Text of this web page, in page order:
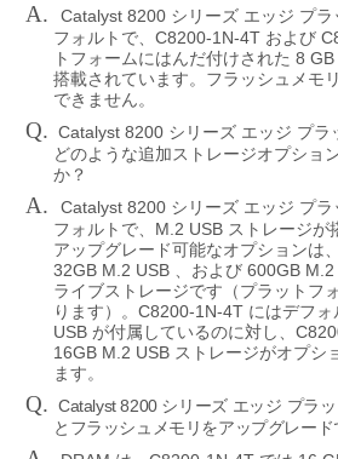
A. Catalyst 8200 シリーズ エッジ プラ
フォルトで、 C8200-1N-4T および
トフォームにはんだ付けされた 8 GB
搭載されています。フラッシュメモ
できません。
Q. Catalyst 8200 シリーズ エッジ プラ
どのような追加ストレージオプショ
か？
A. Catalyst 8200 シリーズ エッジ プラ
フォルトで、 M.2 USB ストレージが
アップグレード可能なオプションは、
32GB M.2 USB 、および 600GB M.2
ライブストレージです（プラットフ
ります）。 C8200-1N-4T にはデフォ
USB が付属しているのに対し、
16GB M.2 USB ストレージがオプシ
ます。
Q. Catalyst 8200 シリーズ エッジ プラ
とフラッシュメモリをアップグレー